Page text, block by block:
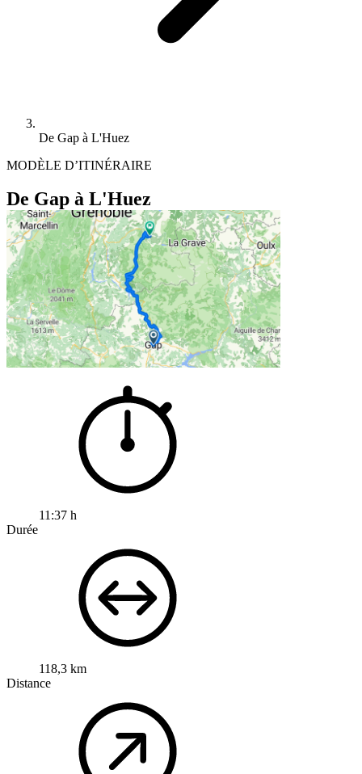
De Gap à L'Huez
MODÈLE D’ITINÉRAIRE
De Gap à L'Huez
11:37 h
Durée
118,3 km
Distance